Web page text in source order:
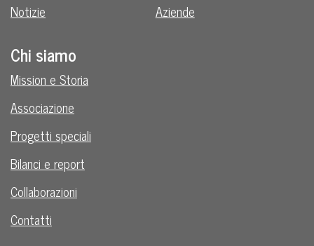
Notizie
Aziende
Chi siamo
Mission e Storia
Associazione
Progetti speciali
Bilanci e report
Collaborazioni
Contatti